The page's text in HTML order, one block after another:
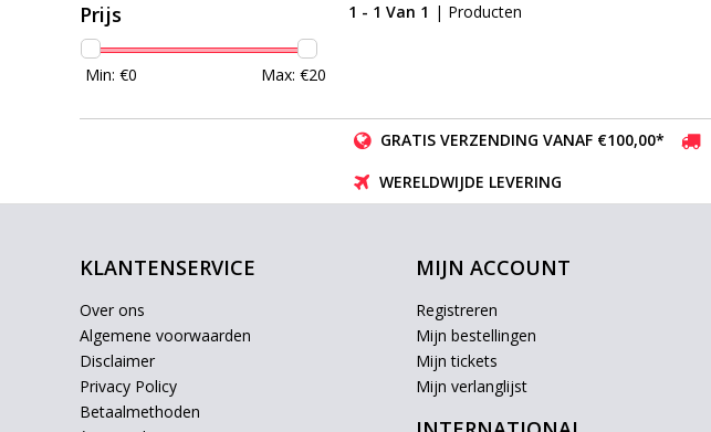
Prijs
Min: €0 Max: €20
1 - 1 Van 1 | Producten
GRATIS VERZENDING VANAF €100,00*
WERELDWIJDE LEVERING
KLANTENSERVICE
Over ons
Algemene voorwaarden
Disclaimer
Privacy Policy
Betaalmethoden
MIJN ACCOUNT
Registreren
Mijn bestellingen
Mijn tickets
Mijn verlanglijst